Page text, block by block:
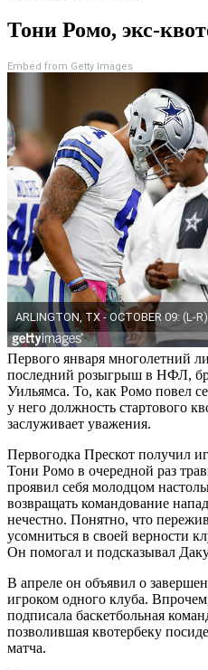
Тони Ромо, экс-
Embed from Getty Images
Первого января многолетний
последний розыгрыш в НФЛ,
Уильямса. То, как Ромо повел
у него должность стартового
заслуживает уважения.
Первогодка Прескот получил
Тони Ромо в очередной раз
проявил себя молодцом
возвращать командование
нечестно. Понятно, что
усомниться в своей верности
Он помогал и подсказывал
В апреле он объявил о
игроком одного клуба.
подписала баскетбольная
позволившая квотербеку
матча.